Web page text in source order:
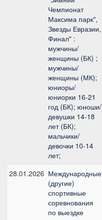
Чемпионат
Максима парк",
Звезды Евразии,
Финал" :
мужчины/
женщины (БК) ;
мужчины/
женщины (МК);
юниоры/
юниорки 16-21
год (БК); юноши/
девушки 14-18
лет (БК);
мальчики/
девочки 10-14
лет;
28.01.2026 Международные
(другие)
спортивные
соревнования
по выездке